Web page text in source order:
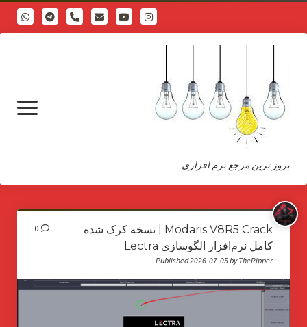
phone
بروز ترین مرجع نرم افزاری
open
menu
درباره
Modaris V8R5 Crack | نسخه کرک شده
کامل نرم‌افزار الگوسازی Lectra
Published 2026-07-05 by TheRipper
0